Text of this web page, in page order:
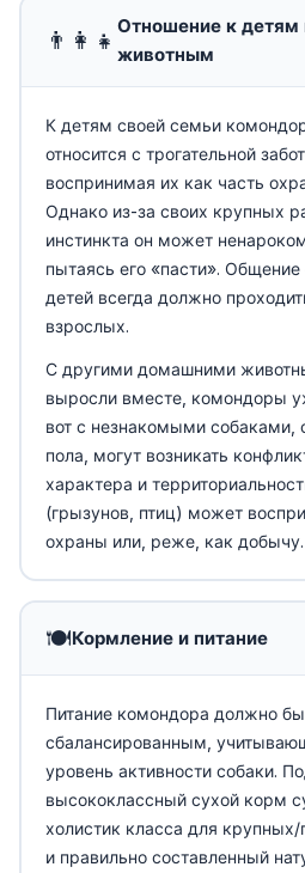
👨‍👩‍👧
Отношение к детям
животным
К детям своей семьи
относится с трогательной
воспринимая их как часть
Однако из-за своих крупных
инстинкта он может
пытаясь его «пасти».
детей всегда должно
взрослых.
С другими домашними
выросли вместе, комондоры
вот с незнакомыми собаками,
пола, могут возникать
характера и
(грызунов, птиц) может
охраны или, реже, как добычу.
🍽️Кормление и питание
Питание комондора должно
сбалансированным,
уровень активности собаки.
высококлассный сухой корм
холистик класса для крупных/
и правильно составленный